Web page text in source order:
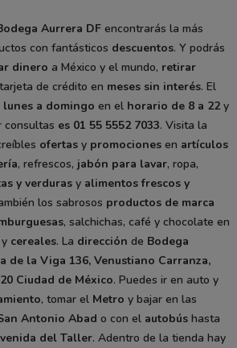
Aurrera DF encontrarás la más
con fantásticos descuentos. Y podrás
dinero a México y el mundo, retirar
de crédito en meses sin interés. El
lunes a domingo en el horario de 8 a 22y
consultas es 01 55 5552 7033. Visita la
ofertas y promociones en artículos
, refrescos, jabón para lavar, ropa,
y verduras y alimentos frescos y
los sabrosos productos de marca
, salchichas, café y chocolate en
cereales. La dirección de Bodega
de la Viga 136, Venustiano Carranza,
Ciudad de México. Puedes ir en auto y
, tomar el Metro y bajar en las
Antonio Abad o con el autobús hasta
del Taller. Adentro de la tienda hay